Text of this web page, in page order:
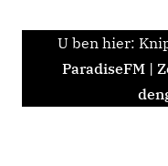
U ben hier:
ParadiseFM |